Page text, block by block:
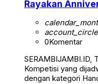
Rayakan
account_circle
0Komentar
SERAMBIJAMBI.ID,
Kompetisi yang
dengan kategori